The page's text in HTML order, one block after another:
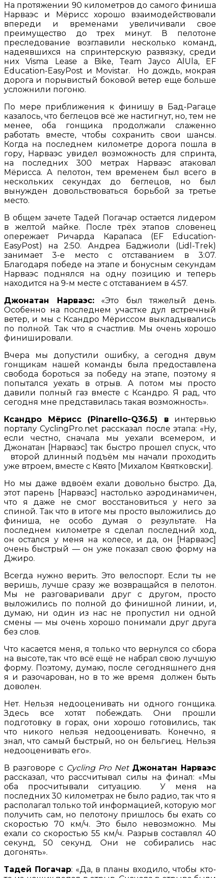
На протяжении 90 километров до самого финиша
Нарваэс и Мёрисс хорошо взаимодействовали
впереди и временами увеличивали свое
преимущество до трех минут. В пелотоне
преследование возглавили несколько команд,
надеявшихся на спринтерскую развязку, среди
них Visma Lease a Bike, Team Jayco AlUla, EF
Education-EasyPost и Movistar. Но дождь, мокрая
дорога и порывистый боковой ветер еще больше
усложнили погоню.
По мере приближения к финишу в Бад-Рагаце
казалось, что беглецов всё же настигнут, но, тем не
менее, оба гонщика продолжали слаженно
работать вместе, чтобы сохранить свои шансы.
Когда на последнем километре дорога пошла в
гору, Нарваэс увидел возможность для спринта,
на последних 300 метрах Нарваэс атаковал
Мёрисса. А пелотон, тем временем был всего в
нескольких секундах до беглецов, но был
вынужден довольствоваться борьбой за третье
место.
В общем зачете Тадей Погачар остается лидером
в желтой майке. После трёх этапов словенец
опережает Ричарда Карапаса (EF Education-
EasyPost) на 2:50. Андреа Баджиоли (Lidl-Trek)
занимает 3-е место с отставанием в 3:07.
Благодаря победе на этапе и бонусным секундам
Нарваэс поднялся на одну позицию и теперь
находится на 9-м месте с отставанием в 4:57.
Джонатан Нарваэс:«Это был тяжелый день.
Особенно на последнем участке дул встречный
ветер, и мы с Ксандро Мёриссом выкладывались
по полной. Так что я счастлив. Мы очень хорошо
финишировали.
Вчера мы допустили ошибку, а сегодня двум
гонщикам нашей команды была предоставлена
свобода бороться за победу на этапе, поэтому я
попытался уехать в отрыв. А потом мы просто
давили полный газ вместе с Ксандро. Я рад, что
сегодня мне представилась такая возможность».
Ксандро Мёрисс (Pinarello-Q36.5) в интервью
порталу CyclingPro.net рассказал после этапа: «Ну,
если честно, сначала мы уехали всемером, и
Джонатан [Нарваэс] так быстро прошел спуск, что
второй длинный подъём мы начали проходить
уже втроем, вместе с Квято [Михалом Квятковски].
Но мы даже вдвоём ехали довольно быстро. Да,
этот парень [Нарваэс] настолько аэродинамичен,
что я даже не смог восстановиться у него за
спиной. Так что в итоге мы просто выложились до
финиша, не особо думая о результате. На
последнем километре я сделал последний ход,
он остался у меня на колесе, и да, он [Нарваэс]
очень быстрый — он уже показал свою форму на
Джиро.
Всегда нужно верить. Это велоспорт. Если ты не
веришь, лучше сразу же возвращайся в пелотон.
Мы не разговаривали друг с другом, просто
выложились по полной до финишной линии, и,
думаю, ни один из нас не пропустил ни одной
смены — мы очень хорошо понимали друг друга
без слов.
Что касается меня, я только что вернулся со сбора
на высоте, так что всё ещё не набрал свою лучшую
форму. Поэтому, думаю, после сегодняшнего дня
я и разочарован, но в то же время должен быть
доволен.
Нет. Нельзя недооценивать ни одного гонщика.
Здесь все хотят побеждать. Они прошли
подготовку в горах, они хорошо готовились, так
что никого нельзя недооценивать. Конечно, я
знал, что самый быстрый, но он бельгиец. Нельзя
недооценивать его».
В разговоре сCycling Pro Net Джонатан Нарваэс
рассказал, что рассчитывал силы на финал: «Мы
оба просчитывали ситуацию. У меня на
последних 30 километрах не было радио, так что я
располагал только той информацией, которую мог
получить сам, но пелотону пришлось бы ехать со
скоростью 70 км/ч. Это было невозможно. Мы
ехали со скоростью 55 км/ч. Разрыв составлял 40
секунд, 50 секунд. Они не собирались нас
догонять».
Тадей Погачар: «Да, в планы входило, чтобы кто-